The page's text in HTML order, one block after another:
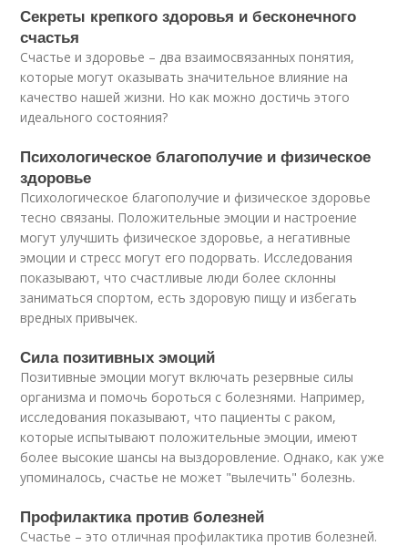
Секреты крепкого здоровья и бесконечного
счастья
Счастье и здоровье – два взаимосвязанных понятия,
которые могут оказывать значительное влияние на
качество нашей жизни. Но как можно достичь этого
идеального состояния?
Психологическое благополучие и физическое
здоровье
Психологическое благополучие и физическое здоровье
тесно связаны. Положительные эмоции и настроение
могут улучшить физическое здоровье, а негативные
эмоции и стресс могут его подорвать. Исследования
показывают, что счастливые люди более склонны
заниматься спортом, есть здоровую пищу и избегать
вредных привычек.
Сила позитивных эмоций
Позитивные эмоции могут включать резервные силы
организма и помочь бороться с болезнями. Например,
исследования показывают, что пациенты с раком,
которые испытывают положительные эмоции, имеют
более высокие шансы на выздоровление. Однако, как уже
упоминалось, счастье не может "вылечить" болезнь.
Профилактика против болезней
Счастье – это отличная профилактика против болезней.